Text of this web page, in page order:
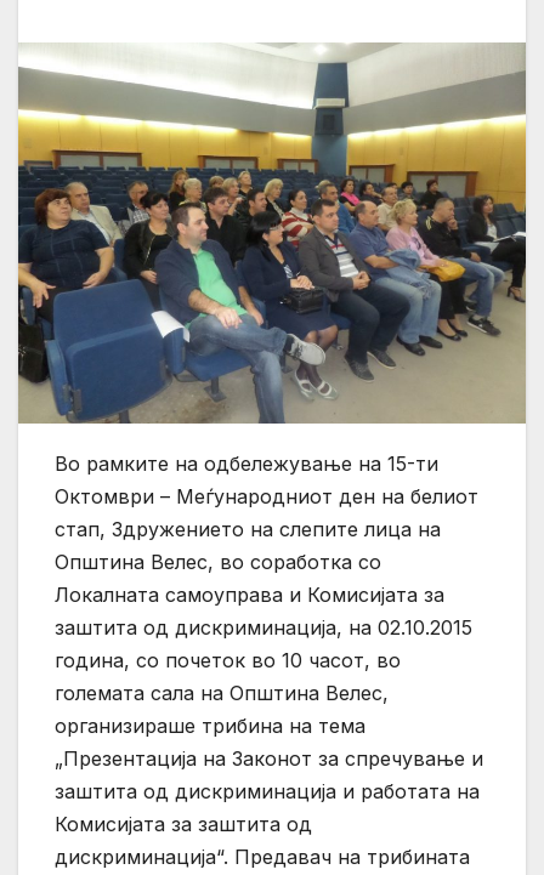
Во рамките на одбележување на 15-ти
Октомври – Меѓународниот ден на белиот
стап, Здружението на слепите лица на
Општина Велес, во соработка со
Локалната самоуправа и Комисијата за
заштита од дискриминација, на 02.10.2015
година, со почеток во 10 часот, во
големата сала на Општина Велес,
организираше трибина на тема
„Презентација на Законот за спречување и
заштита од дискриминација и работата на
Комисијата за заштита од
дискриминација“. Предавач на трибината